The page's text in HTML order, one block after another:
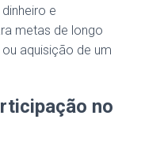
e
metas de longo
aquisição de um
no